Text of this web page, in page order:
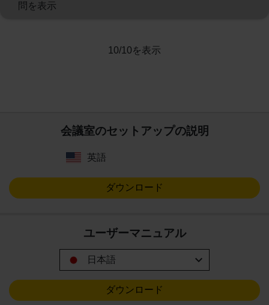
問を表示
10/10を表示
会議室のセットアップの説明
英語
ダウンロード
ユーザーマニュアル
日本語 expand_more
ダウンロード